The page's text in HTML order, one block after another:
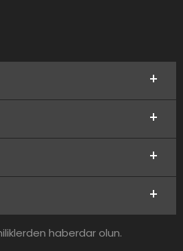
haberdar olun.